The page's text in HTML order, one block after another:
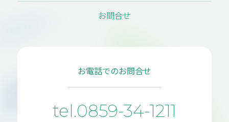
お問合せ
お電話でのお問合せ
tel.0859-34-1211